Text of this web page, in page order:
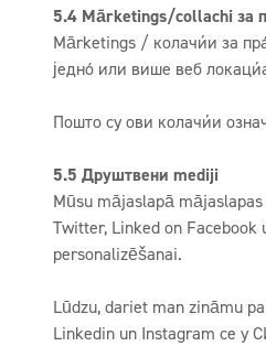
5.4 Mārketings/collachi за
Mārketings / колачићи за
једној или више веб
Пошто су ови колачићи
5.5 Друштвени mediji
Mūsu mājaslapā mājaslapas
Twitter, Linked on Facebook
personalizēšanai.
Lūdzu, dariet man zināmu
Linkedin un Instagram се у